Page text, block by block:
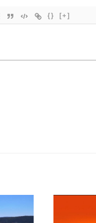
{} [+]